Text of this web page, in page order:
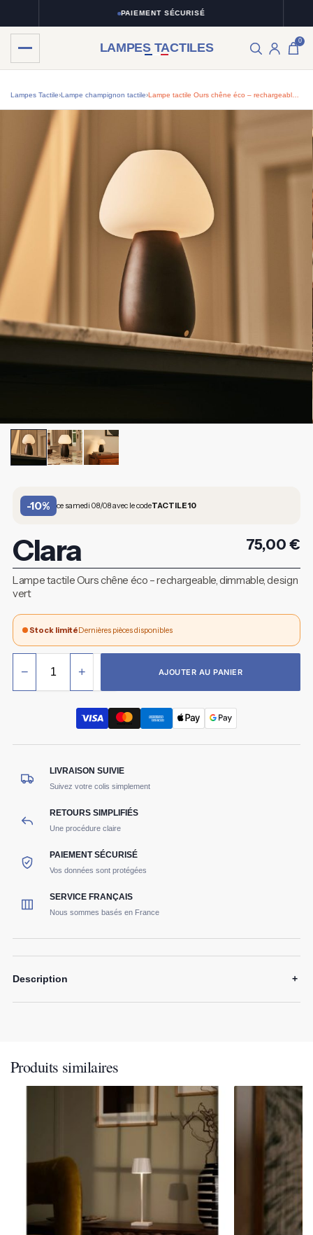
PAIEMENT SÉCURISÉ
LAMPES TACTILES 0
Lampes Tactile›Lampe champignon tactile›
-10% ce samedi 08/08 avec le codeTACTILE10
Clara 75,00€
Lampe tactile Ours chêne éco – rechargeable, dimmable, design
vert
Stock limitéDernières pièces disponibles
− + AJOUTER AU PANIER
LIVRAISON SUIVIE
Suivez votre colis simplement
RETOURS SIMPLIFIÉS
Une procédure claire
PAIEMENT SÉCURISÉ
Vos données sont protégées
SERVICE FRANÇAIS
Nous sommes basés en France
Description +
Produits similaires